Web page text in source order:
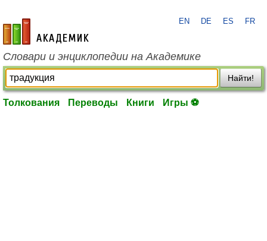
academic.ru
EN DE ES FR
Словари и энциклопедии на Академике
Найти!
Толкования Переводы Книги Игры ⚽